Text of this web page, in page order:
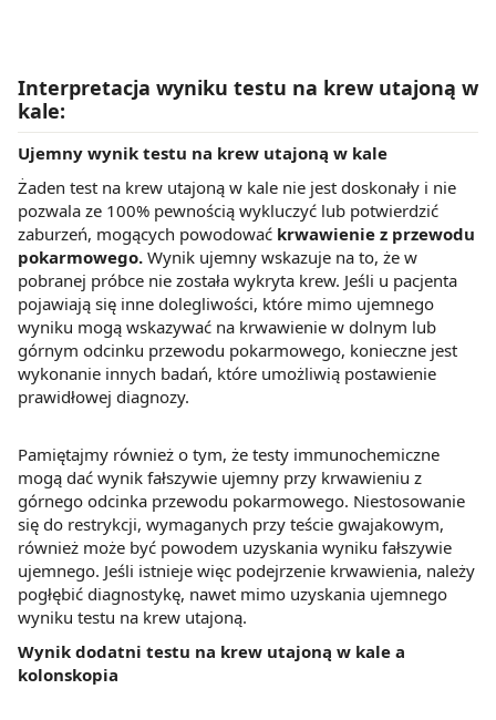
Interpretacja wyniku testu na krew utajoną w
kale:
Ujemny wynik testu na krew utajoną w kale
Żaden test na krew utajoną w kale nie jest doskonały i nie
pozwala ze 100% pewnością wykluczyć lub potwierdzić
zaburzeń, mogących powodować krwawienie z przewodu
pokarmowego. Wynik ujemny wskazuje na to, że w
pobranej próbce nie została wykryta krew. Jeśli u pacjenta
pojawiają się inne dolegliwości, które mimo ujemnego
wyniku mogą wskazywać na krwawienie w dolnym lub
górnym odcinku przewodu pokarmowego, konieczne jest
wykonanie innych badań, które umożliwią postawienie
prawidłowej diagnozy.
Pamiętajmy również o tym, że testy immunochemiczne
mogą dać wynik fałszywie ujemny przy krwawieniu z
górnego odcinka przewodu pokarmowego. Niestosowanie
się do restrykcji, wymaganych przy teście gwajakowym,
również może być powodem uzyskania wyniku fałszywie
ujemnego. Jeśli istnieje więc podejrzenie krwawienia, należy
pogłębić diagnostykę, nawet mimo uzyskania ujemnego
wyniku testu na krew utajoną.
Wynik dodatni testu na krew utajoną w kale a
kolonskopia